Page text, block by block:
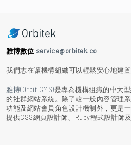
雅博數位 service@orbitek.co
我們志在讓機構組織可以輕鬆安心地建置
雅博(Orbit CMS)是專為機構組織的中大
的社群網站系統。除了較一般內容管理
功能及網站會員角色設計機制外，更是
提供CSS網頁設計師、Ruby程式設計師